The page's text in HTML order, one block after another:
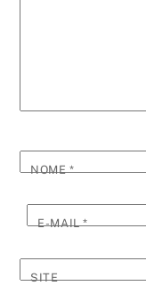
NOME*
E-MAIL*
SITE